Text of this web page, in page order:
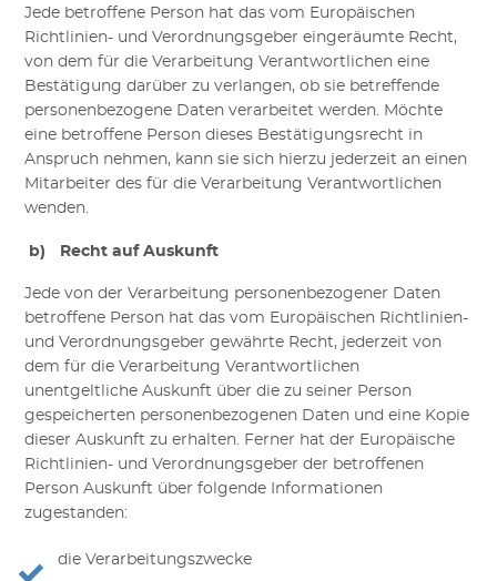
Jede betroffene Person hat das vom Europäischen
Richtlinien- und Verordnungsgeber eingeräumte Recht,
von dem für die Verarbeitung Verantwortlichen eine
Bestätigung darüberzu verlangen, ob sie betreffende
personenbezogene Daten verarbeitet werden. Möchte
eine betroffene Person dieses Bestätigungsrecht in
Anspruch nehmen, kann sie sich hierzu jederzeit an einen
Mitarbeiter des für die Verarbeitung Verantwortlichen
wenden.
b) Recht auf Auskunft
Jede von der Verarbeitung personenbezogener Daten
betroffene Person hat das vom Europäischen Richtlinien-
und Verordnungsgeber gewährte Recht, jederzeit von
dem für die Verarbeitung Verantwortlichen
unentgeltliche Auskunft über die zu seiner Person
gespeicherten personenbezogenen Daten und eine Kopie
dieser Auskunft zu erhalten. Ferner hat der Europäische
Richtlinien- und Verordnungsgeber der betroffenen
Person Auskunft über folgende Informationen
zugestanden:
die Verarbeitungszwecke